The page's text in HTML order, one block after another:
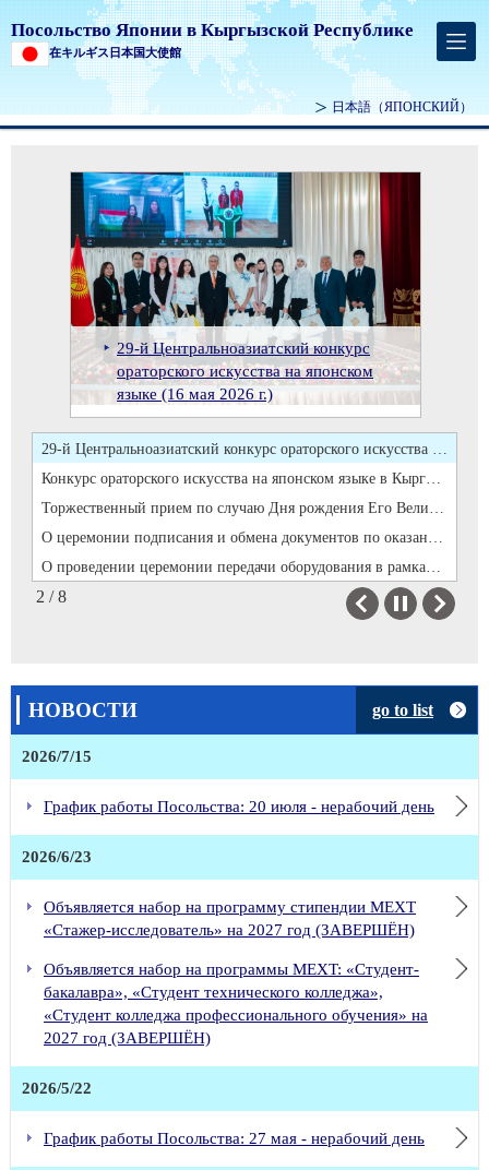
Посольство Японии в Кыргызской Республике
在キルギス日本国大使館
日本語 （ЯПОНСКИЙ）
О подписании и обмене
документов в рамках проекта
безвозмездной помощи
Правительства Японии Кыргызской
Республике «Программа стипендий
для развития человеческих
ресурсов(JDS)»(10 июля 2026 г.)
29-й Центральноазиатский конкурс
ораторского искусства на японском
языке (16 мая 2026 г.)
Конкурс ораторского искусства на
японском языке в Кыргызской
Республике (28 марта 2026 г.)
Торжественный прием по случаю
Дня рождения Его Величества
Императора Японии (20 февраля
2026 г.)
О церемонии подписания и обмена
документов по оказанию
Правительством Японии грантовой
помощи на реализацию проекта
«Развитие цепочек добавленной
стоимости сельскохозяйственной
продукции»(19 февраля 2026 г.)
О проведении церемонии передачи
оборудования в рамках « Проекта
по улучшению оборудования для
обслуживания автомобильных
дорог и дорожного покрытия в
Баткенской области» по оказанию
Правительством Японии грантовой
помощи (11 февраля 2026 г.)
Вручение верительных грамот
Чрезвычайного и Полномочного
Посла Японии в КР г-нa ХИРАНО
Рюити Е.П. Президенту
Кыргызской Республики г-ну
ЖАПАРОВУ Садыру
Нургожоевичу (15 декабря 2025 г)
Посол Японии г-н ХИРАНО Рюити
вручил копии верительных грамот
Заместителю министра
иностранных дел г-ну
АБАКИРОВУ М.О(26 ноября 2025
г.)
29-й Центральноазиатский конкурс ораторского искусства на японском языке (16 мая 2026 г.)
Конкурс ораторского искусства на японском языке в Кыргызской Республике (28 марта 2026 г.)
Торжественный прием по случаю Дня рождения Его Величества Императора Японии (20 февраля 2026 г.)
О церемонии подписания и обмена документов по оказанию Правительством Японии грантовой помощи на реализацию проекта «Развитие цепочек добавленной стоимости сельскохозяйственной продукции»(19 февраля 2026 г.)
О проведении церемонии передачи оборудования в рамках « Проекта по улучшению оборудования для обслуживания автомобильных дорог и дорожного покрытия в Баткенской области» по оказанию Правительством Японии грантовой помощи (11 февраля 2026 г.)
Вручение верительных грамот Чрезвычайного и Полномочного Посла Японии в КР г-нa ХИРАНО Рюити Е.П. Президенту Кыргызской Республики г-ну ЖАПАРОВУ Садыру Нургожоевичу (15 декабря 2025 г)
Посол Японии г-н ХИРАНО Рюити вручил копии верительных грамот Заместителю министра иностранных дел г-ну АБАКИРОВУ М.О(26 ноября 2025 г.)
29-й Центральноазиатский конкурс ораторского искусства на японском языке (16 мая 2026 г.)
Конкурс ораторского искусства на японском языке в Кыргызской Республике (28 марта 2026 г.)
О проведении церемонии передачи оборудования в рамках « Проекта по улучшению оборудования для обслуживания автомобильных дорог и дорожного покрытия в Баткенской области» по оказанию Правительством Японии грантовой помощи (11 февраля 2026 г.)
Вручение верительных грамот Чрезвычайного и Полномочного Посла Японии в КР г-нa ХИРАНО Рюити Е.П. Президенту Кыргызской Республики г-ну ЖАПАРОВУ Садыру Нургожоевичу (15 декабря 2025 г)
2 / 8
НОВОСТИ go to list
2026/7/15
График работы Посольства: 20 июля - нерабочий день
2026/6/23
Объявляется набор на программу стипендии MEXT
«Стажер-исследователь» на 2027 год (ЗАВЕРШЁН)
Объявляется набор на программы MEXT: «Студент-
бакалавра», «Студент технического колледжа»,
«Студент колледжа профессионального обучения» на
2027 год (ЗАВЕРШЁН)
2026/5/22
График работы Посольства: 27 мая - нерабочий день